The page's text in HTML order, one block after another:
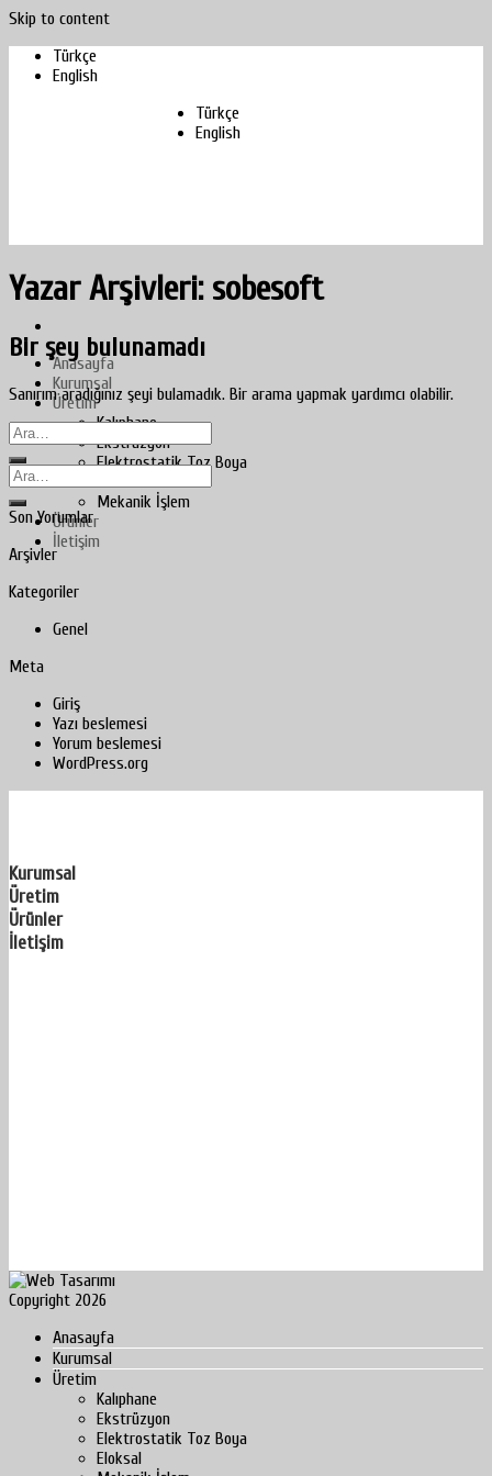
Skip to content
Türkçe
English
Türkçe
English
Anasayfa
Kurumsal
Üretim
Kalıphane
Ekstrüzyon
Elektrostatik Toz Boya
Eloksal
Mekanik İşlem
Ürünler
İletişim
Yazar Arşivleri: sobesoft
Bir şey bulunamadı
Sanırım aradığınız şeyi bulamadık. Bir arama yapmak yardımcı olabilir.
Son Yorumlar
Arşivler
Kategoriler
Genel
Meta
Giriş
Yazı beslemesi
Yorum beslemesi
WordPress.org
Kurumsal
Üretim
Ürünler
İletişim
Copyright 2026
Anasayfa
Kurumsal
Üretim
Kalıphane
Ekstrüzyon
Elektrostatik Toz Boya
Eloksal